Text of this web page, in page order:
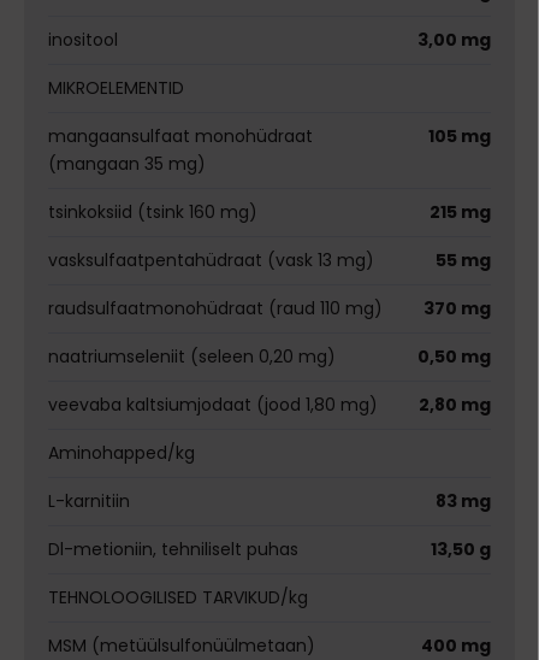
inositool
3,00 mg
MIKROELEMENTID
mangaansulfaat monohüdraat
(mangaan 35 mg)
105 mg
tsinkoksiid (tsink 160 mg)
215 mg
vasksulfaatpentahüdraat (vask 13 mg)
55 mg
raudsulfaatmonohüdraat (raud 110 mg)
370 mg
naatriumseleniit (seleen 0,20 mg)
0,50 mg
veevaba kaltsiumjodaat (jood 1,80 mg)
2,80 mg
Aminohapped/kg
L-karnitiin
83 mg
Dl-metioniin, tehniliselt puhas
13,50 g
TEHNOLOOGILISED TARVIKUD/kg
MSM (metüülsulfonüülmetaan)
400 mg